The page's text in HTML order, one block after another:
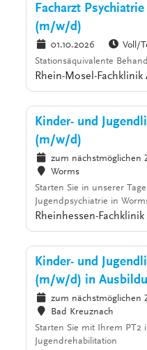
Facharzt
(m/w/d)
01.10.2026 Voll/
Stationsäquivalente
Rhein-Mosel-Fachklinik
Kinder- und
(m/w/d)
zum nächstmöglichen
Worms
Starten Sie in unserer
Jugendpsychiatrie in
Rheinhessen-Fachklinik
Kinder- und
(m/w/d) in
zum nächstmöglichen
Bad Kreuznach
Starten Sie mit Ihrem PT2
Jugendrehabilitation